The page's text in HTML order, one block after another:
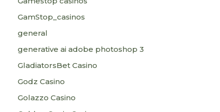
GamStop_casinos
general
generative ai adobe photoshop 3
GladiatorsBet Casino
Godz Casino
Golazzo Casino